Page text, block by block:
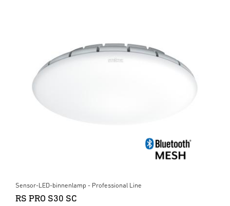
Sensor-LED-binnenlamp - Professional Line
RS PRO S30 SC